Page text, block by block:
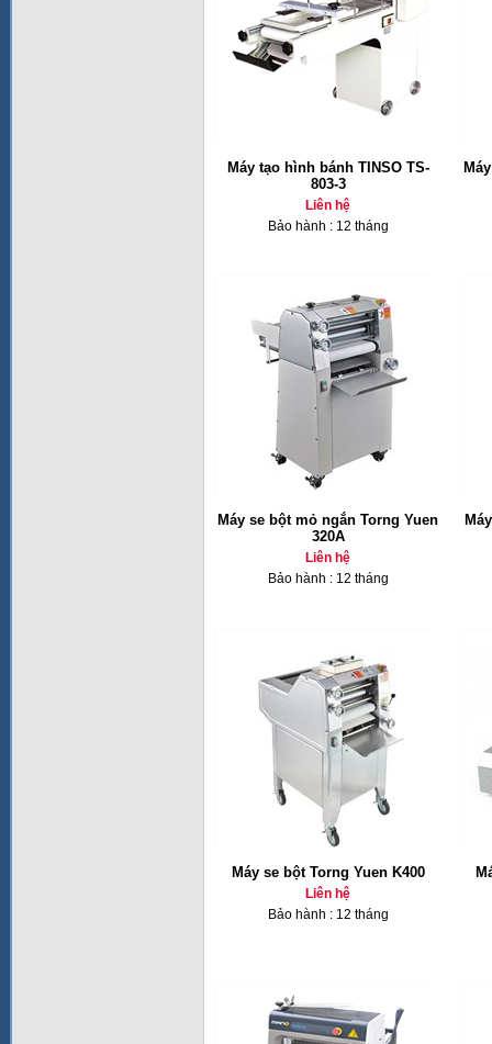
Máy tạo hình bánh TINSO TS-
803-3
Liên hệ
Bảo hành : 12 tháng
Máy se bột mỏ ngắn Torng Yuen
320A
Liên hệ
Bảo hành : 12 tháng
Máy se bột Torng Yuen K400
Liên hệ
Bảo hành : 12 tháng